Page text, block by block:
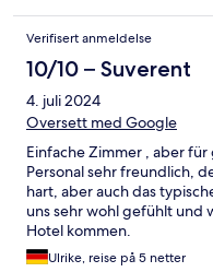
Verifisert anmeldelse
10/10 – Suverent
4. juli 2024
Oversett med Google
Einfache Zimmer , aber für
Personal sehr freundlich,
hart, aber auch das
uns sehr wohl gefühlt und
Hotel kommen.
Ulrike, reise på 5 netter